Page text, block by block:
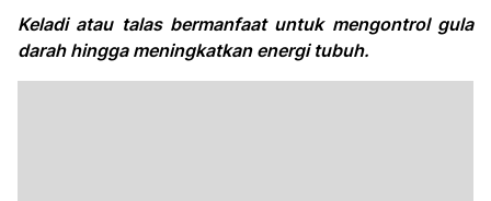
Keladi atau talas bermanfaat untuk mengontrol gula
darah hingga meningkatkan energi tubuh.